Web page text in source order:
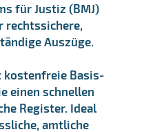
für Justiz (BMJ)
rechtssichere,
Auszüge.
Basis-
einen schnellen
Register. Ideal
amtliche